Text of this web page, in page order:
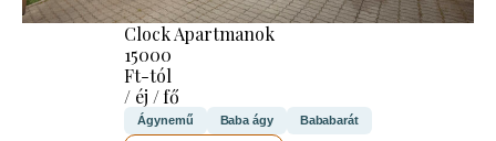
Clock Apartmanok
15000
Ft-tól
/ éj / fő
Ágynemű Baba ágy Bababarát